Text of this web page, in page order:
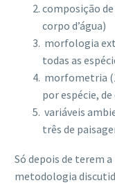
composição de
corpo d’água)
morfologia
todas as
morfometria
por espécie, de
variáveis
três de
Só depois de terem a
metodologia